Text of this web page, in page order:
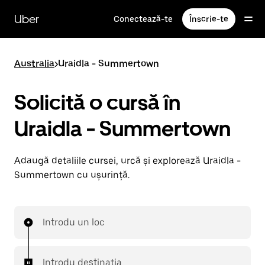
direct
conținutul
principal
Uber Conectează-te Înscrie-te
Australia>Uraidla - Summertown
Solicită o cursă în
Uraidla - Summertown
Adaugă detaliile cursei, urcă și explorează Uraidla -
Summertown cu ușurință.
Introdu un loc
Introdu destinația